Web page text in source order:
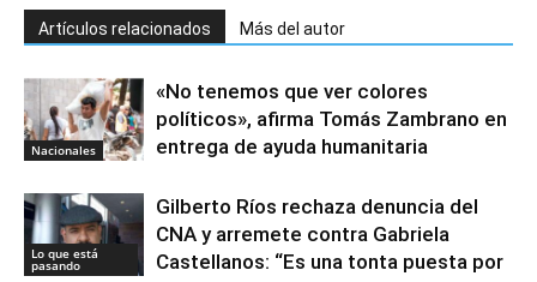
Artículos relacionados Más del autor
Nacionales
«No tenemos que ver colores
políticos», afirma Tomás Zambrano en
entrega de ayuda humanitaria
Lo que está
pasando
Gilberto Ríos rechaza denuncia del
CNA y arremete contra Gabriela
Castellanos: “Es una tonta puesta por